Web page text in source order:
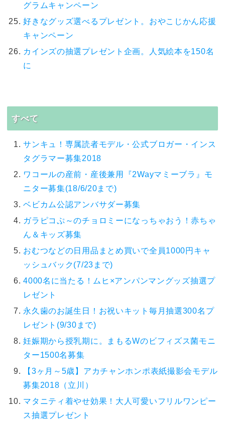
グラムキャンペーン
好きなグッズ選べるプレゼント。おやこじかん応援
キャンペーン
カインズの抽選プレゼント企画。人気絵本を150名
に
すべて
サンキュ！専属読者モデル・公式ブロガー・インス
タグラマー募集2018
ワコールの産前・産後兼用『2Wayマミーブラ』モ
ニター募集(18/6/20まで)
ベビカム公認アンバサダー募集
ガラピコぷ～のチョロミーになっちゃおう！赤ちゃ
ん＆キッズ募集
おむつなどの日用品まとめ買いで全員1000円キャ
ッシュバック(7/23まで)
4000名に当たる！ムヒ×アンパンマングッズ抽選プ
レゼント
永久歯のお誕生日！お祝いキット毎月抽選300名プ
レゼント(9/30まで)
妊娠期から授乳期に。まもるWのビフィズス菌モニ
ター1500名募集
【3ヶ月～5歳】アカチャンホンポ表紙撮影会モデル
募集2018（立川）
マタニティ着やせ効果！大人可愛いフリルワンピー
ス抽選プレゼント